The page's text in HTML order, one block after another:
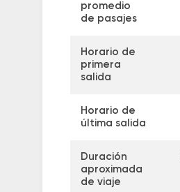
promedio
de pasajes
Horario de
primera
salida
Horario de
última salida
Duración
aproximada
de viaje